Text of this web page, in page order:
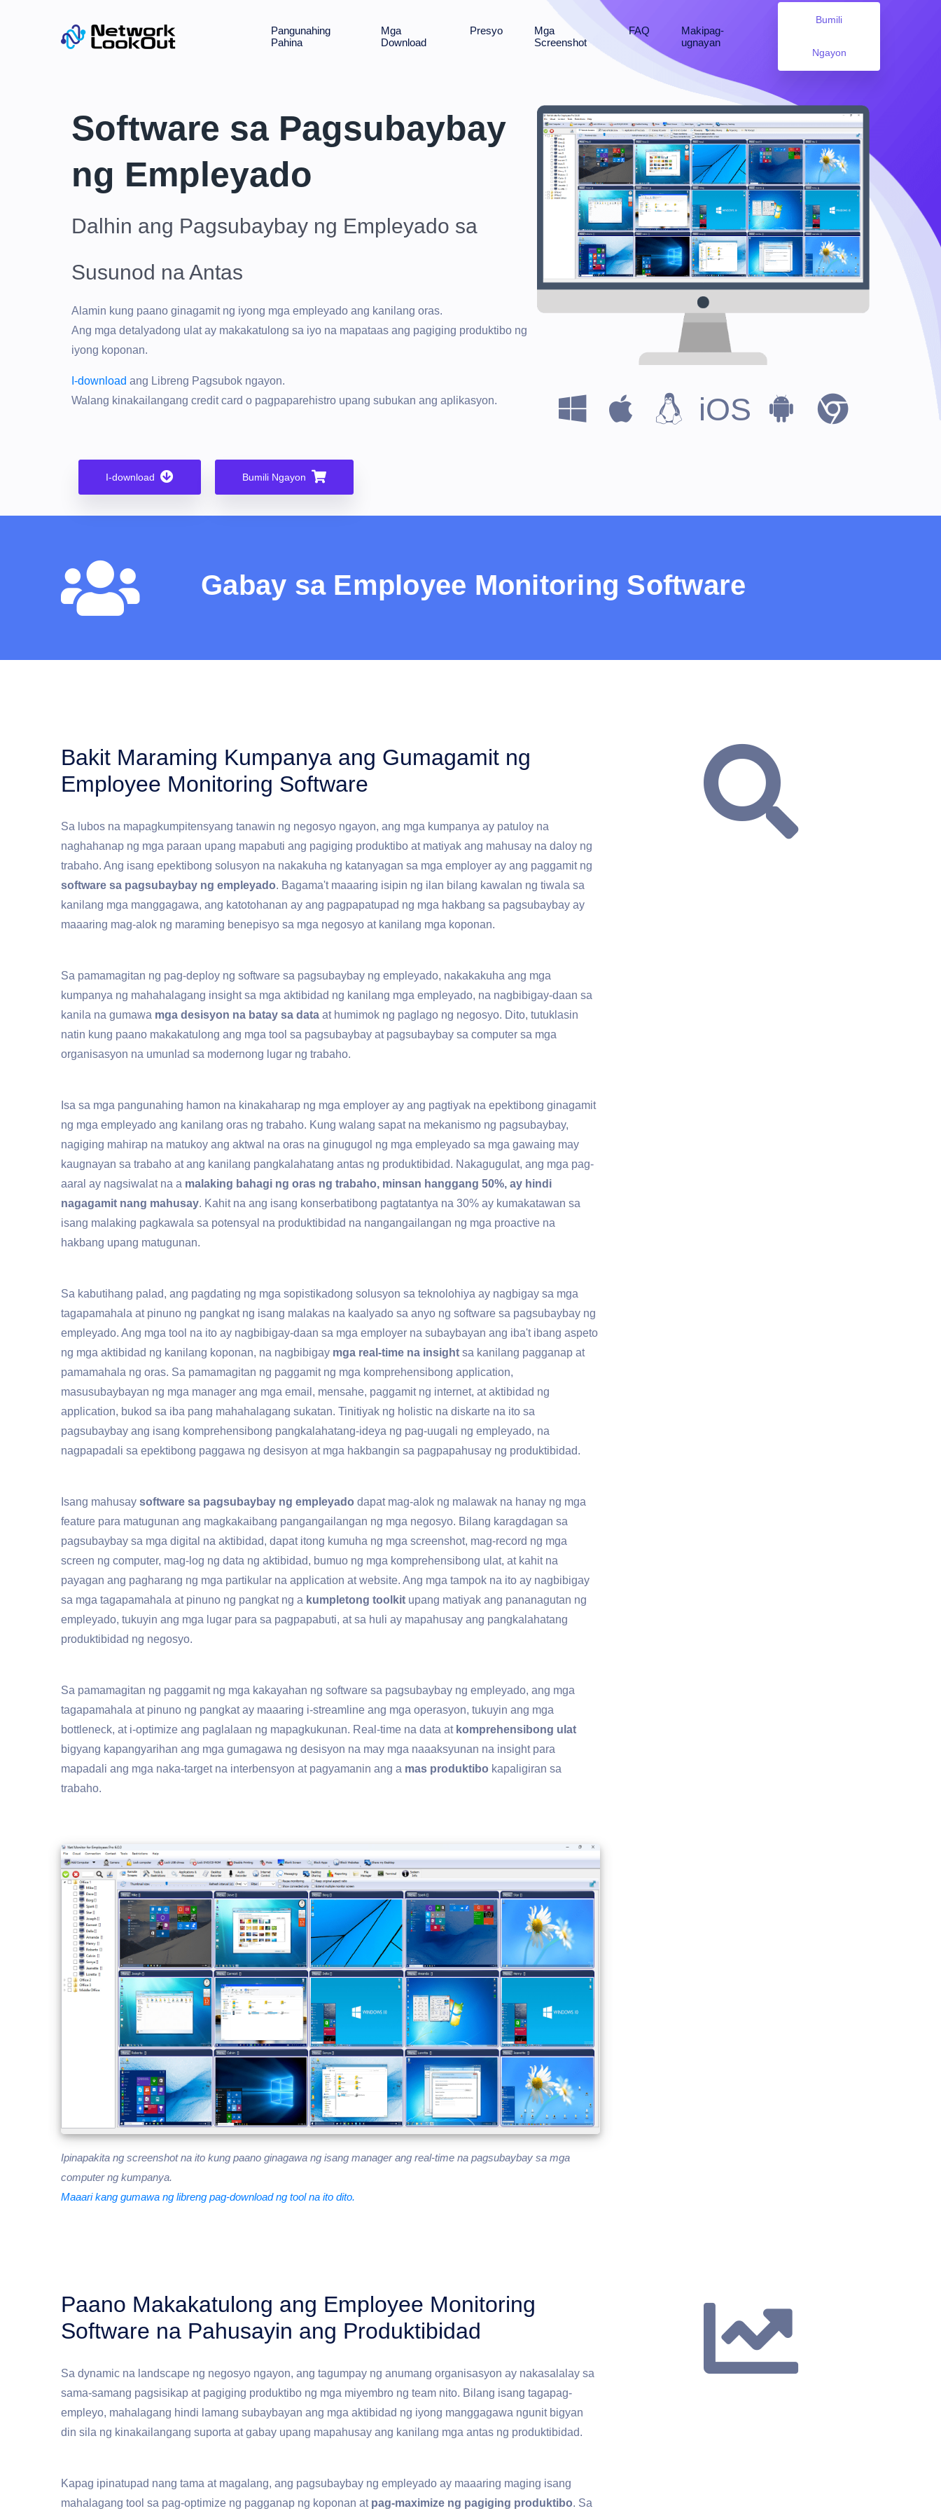
Pangunahing
Pahina
Mga
Download
Presyo
Mga
Screenshot
FAQ
Makipag-
ugnayan
Bumili
Ngayon
Software sa Pagsubaybay
ng Empleyado
Dalhin ang Pagsubaybay ng Empleyado sa
Susunod na Antas
Alamin kung paano ginagamit ng iyong mga empleyado ang kanilang oras.
Ang mga detalyadong ulat ay makakatulong sa iyo na mapataas ang pagiging produktibo ng
iyong koponan.
I-download ang Libreng Pagsubok ngayon.
Walang kinakailangang credit card o pagpaparehistro upang subukan ang aplikasyon.
I-download Bumili Ngayon
iOS
Gabay sa Employee Monitoring Software
Bakit Maraming Kumpanya ang Gumagamit ng
Employee Monitoring Software
Sa lubos na mapagkumpitensyang tanawin ng negosyo ngayon, ang mga kumpanya ay patuloy na
naghahanap ng mga paraan upang mapabuti ang pagiging produktibo at matiyak ang mahusay na daloy ng
trabaho. Ang isang epektibong solusyon na nakakuha ng katanyagan sa mga employer ay ang paggamit ng
software sa pagsubaybay ng empleyado. Bagama't maaaring isipin ng ilan bilang kawalan ng tiwala sa
kanilang mga manggagawa, ang katotohanan ay ang pagpapatupad ng mga hakbang sa pagsubaybay ay
maaaring mag-alok ng maraming benepisyo sa mga negosyo at kanilang mga koponan.
Sa pamamagitan ng pag-deploy ng software sa pagsubaybay ng empleyado, nakakakuha ang mga
kumpanya ng mahahalagang insight sa mga aktibidad ng kanilang mga empleyado, na nagbibigay-daan sa
kanila na gumawa mga desisyon na batay sa data at humimok ng paglago ng negosyo. Dito, tutuklasin
natin kung paano makakatulong ang mga tool sa pagsubaybay at pagsubaybay sa computer sa mga
organisasyon na umunlad sa modernong lugar ng trabaho.
Isa sa mga pangunahing hamon na kinakaharap ng mga employer ay ang pagtiyak na epektibong ginagamit
ng mga empleyado ang kanilang oras ng trabaho. Kung walang sapat na mekanismo ng pagsubaybay,
nagiging mahirap na matukoy ang aktwal na oras na ginugugol ng mga empleyado sa mga gawaing may
kaugnayan sa trabaho at ang kanilang pangkalahatang antas ng produktibidad. Nakagugulat, ang mga pag-
aaral ay nagsiwalat na a malaking bahagi ng oras ng trabaho, minsan hanggang 50%, ay hindi
nagagamit nang mahusay. Kahit na ang isang konserbatibong pagtatantya na 30% ay kumakatawan sa
isang malaking pagkawala sa potensyal na produktibidad na nangangailangan ng mga proactive na
hakbang upang matugunan.
Sa kabutihang palad, ang pagdating ng mga sopistikadong solusyon sa teknolohiya ay nagbigay sa mga
tagapamahala at pinuno ng pangkat ng isang malakas na kaalyado sa anyo ng software sa pagsubaybay ng
empleyado. Ang mga tool na ito ay nagbibigay-daan sa mga employer na subaybayan ang iba't ibang aspeto
ng mga aktibidad ng kanilang koponan, na nagbibigay mga real-time na insight sa kanilang pagganap at
pamamahala ng oras. Sa pamamagitan ng paggamit ng mga komprehensibong application,
masusubaybayan ng mga manager ang mga email, mensahe, paggamit ng internet, at aktibidad ng
application, bukod sa iba pang mahahalagang sukatan. Tinitiyak ng holistic na diskarte na ito sa
pagsubaybay ang isang komprehensibong pangkalahatang-ideya ng pag-uugali ng empleyado, na
nagpapadali sa epektibong paggawa ng desisyon at mga hakbangin sa pagpapahusay ng produktibidad.
Isang mahusay software sa pagsubaybay ng empleyado dapat mag-alok ng malawak na hanay ng mga
feature para matugunan ang magkakaibang pangangailangan ng mga negosyo. Bilang karagdagan sa
pagsubaybay sa mga digital na aktibidad, dapat itong kumuha ng mga screenshot, mag-record ng mga
screen ng computer, mag-log ng data ng aktibidad, bumuo ng mga komprehensibong ulat, at kahit na
payagan ang pagharang ng mga partikular na application at website. Ang mga tampok na ito ay nagbibigay
sa mga tagapamahala at pinuno ng pangkat ng a kumpletong toolkit upang matiyak ang pananagutan ng
empleyado, tukuyin ang mga lugar para sa pagpapabuti, at sa huli ay mapahusay ang pangkalahatang
produktibidad ng negosyo.
Sa pamamagitan ng paggamit ng mga kakayahan ng software sa pagsubaybay ng empleyado, ang mga
tagapamahala at pinuno ng pangkat ay maaaring i-streamline ang mga operasyon, tukuyin ang mga
bottleneck, at i-optimize ang paglalaan ng mapagkukunan. Real-time na data at komprehensibong ulat
bigyang kapangyarihan ang mga gumagawa ng desisyon na may mga naaaksyunan na insight para
mapadali ang mga naka-target na interbensyon at pagyamanin ang a mas produktibo kapaligiran sa
trabaho.
Ipinapakita ng screenshot na ito kung paano ginagawa ng isang manager ang real-time na pagsubaybay sa mga
computer ng kumpanya.
Maaari kang gumawa ng libreng pag-download ng tool na ito dito.
Paano Makakatulong ang Employee Monitoring
Software na Pahusayin ang Produktibidad
Sa dynamic na landscape ng negosyo ngayon, ang tagumpay ng anumang organisasyon ay nakasalalay sa
sama-samang pagsisikap at pagiging produktibo ng mga miyembro ng team nito. Bilang isang tagapag-
empleyo, mahalagang hindi lamang subaybayan ang mga aktibidad ng iyong manggagawa ngunit bigyan
din sila ng kinakailangang suporta at gabay upang mapahusay ang kanilang mga antas ng produktibidad.
Kapag ipinatupad nang tama at magalang, ang pagsubaybay ng empleyado ay maaaring maging isang
mahalagang tool sa pag-optimize ng pagganap ng koponan at pag-maximize ng pagiging produktibo. Sa